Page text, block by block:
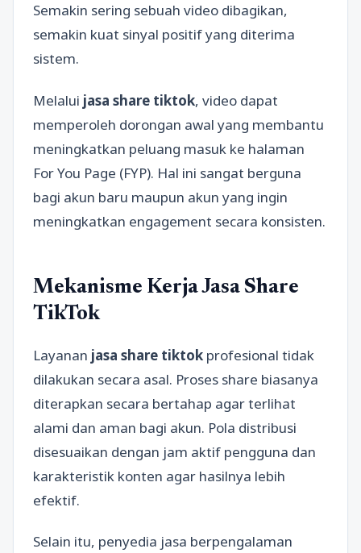
Semakin sering sebuah video dibagikan,
semakin kuat sinyal positif yang diterima
sistem.
Melalui jasa share tiktok, video dapat
memperoleh dorongan awal yang membantu
meningkatkan peluang masuk ke halaman
For You Page (FYP). Hal ini sangat berguna
bagi akun baru maupun akun yang ingin
meningkatkan engagement secara konsisten.
Mekanisme Kerja Jasa Share
TikTok
Layanan jasa share tiktok profesional tidak
dilakukan secara asal. Proses share biasanya
diterapkan secara bertahap agar terlihat
alami dan aman bagi akun. Pola distribusi
disesuaikan dengan jam aktif pengguna dan
karakteristik konten agar hasilnya lebih
efektif.
Selain itu, penyedia jasa berpengalaman